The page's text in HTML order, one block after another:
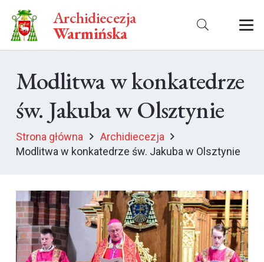
Archidiecezja
Warmińska
Modlitwa w konkatedrze
św. Jakuba w Olsztynie
Strona główna
Archidiecezja
Modlitwa w konkatedrze św. Jakuba w Olsztynie